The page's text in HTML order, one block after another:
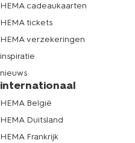
HEMA cadeaukaarten
HEMA tickets
HEMA verzekeringen
inspiratie
nieuws
internationaal
HEMA België
HEMA Duitsland
HEMA Frankrijk